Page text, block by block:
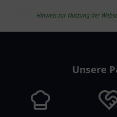
Hinweis zur Nutzung der
Unsere